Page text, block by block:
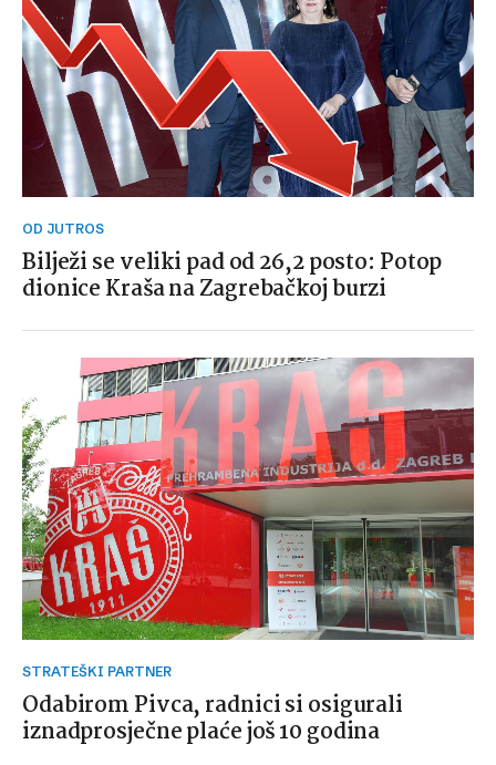
OD JUTROS
Bilježi se veliki pad od 26,2 posto: Potop
dionice Kraša na Zagrebačkoj burzi
STRATEŠKI PARTNER
Odabirom Pivca, radnici si osigurali
iznadprosječne plaće još 10 godina